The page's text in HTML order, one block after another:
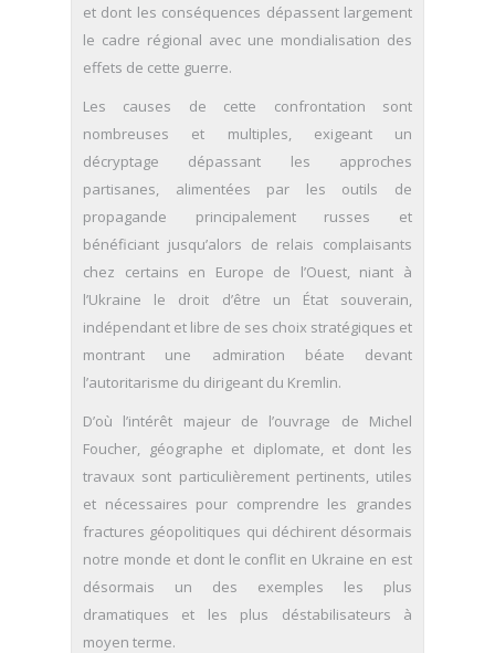
et dont les conséquences dépassent largement
le cadre régional avec une mondialisation des
effets de cette guerre.
Les causes de cette confrontation sont
nombreuses et multiples, exigeant un
décryptage dépassant les approches
partisanes, alimentées par les outils de
propagande principalement russes et
bénéficiant jusqu’alors de relais complaisants
chez certains en Europe de l’Ouest, niant à
l’Ukraine le droit d’être un État souverain,
indépendant et libre de ses choix stratégiques et
montrant une admiration béate devant
l’autoritarisme du dirigeant du Kremlin.
D’où l’intérêt majeur de l’ouvrage de Michel
Foucher, géographe et diplomate, et dont les
travaux sont particulièrement pertinents, utiles
et nécessaires pour comprendre les grandes
fractures géopolitiques qui déchirent désormais
notre monde et dont le conflit en Ukraine en est
désormais un des exemples les plus
dramatiques et les plus déstabilisateurs à
moyen terme.